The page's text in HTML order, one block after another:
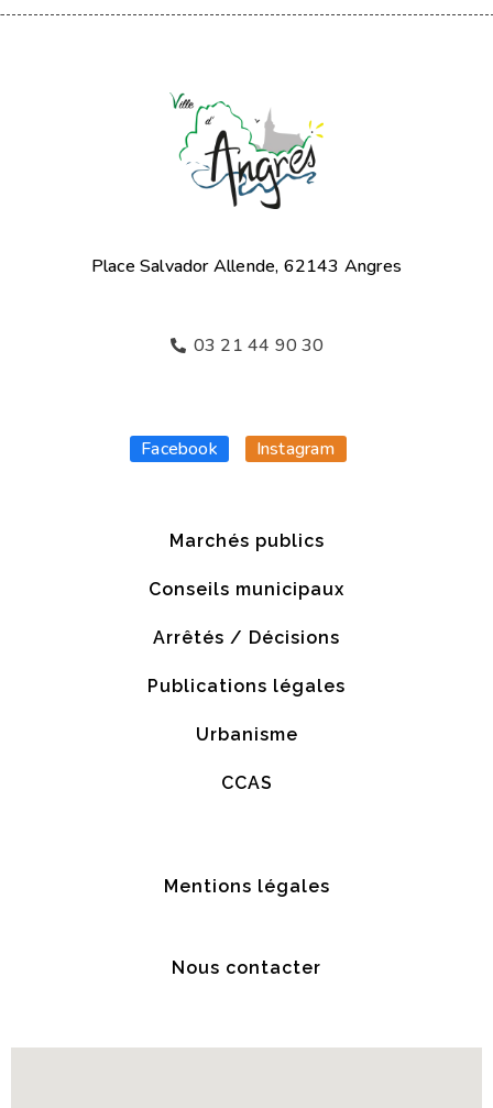
Place Salvador Allende, 62143 Angres
03 21 44 90 30
Facebook Instagram
Marchés publics
Conseils municipaux
Arrêtés / Décisions
Publications légales
Urbanisme
CCAS
Mentions légales
Nous contacter